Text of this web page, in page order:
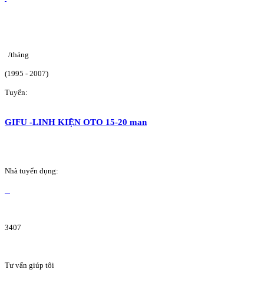
/tháng
(1995 - 2007)
Tuyển:
GIFU -LINH KIỆN OTO 15-20 man
Nhà tuyển dụng:
3407
Tư vấn giúp tôi